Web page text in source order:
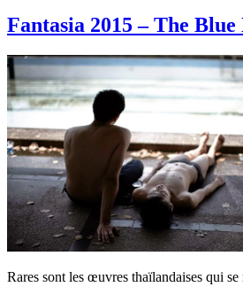
Fantasia 2015 – The
Rares sont les œuvres thaïlandaises qui se